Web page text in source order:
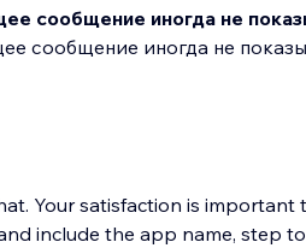
сообщение иногда не
сообщение иногда не
Your satisfaction is important
include the app name, step